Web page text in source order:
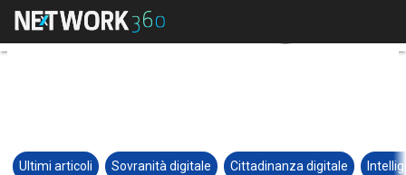
Ultimi articoli Sovranità digitale Cittadinanza digitale